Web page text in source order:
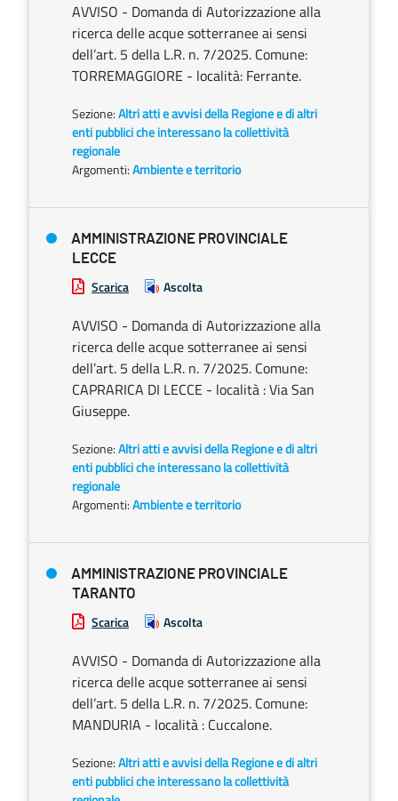
AVVISO - Domanda di Autorizzazione alla
ricerca delle acque sotterranee ai sensi
dell’art. 5 della L.R. n. 7/2025. Comune:
TORREMAGGIORE - località: Ferrante.
Sezione:Altri atti e avvisi della Regione e di altri
enti pubblici che interessano la collettività
regionale
Argomenti:Ambiente e territorio
AMMINISTRAZIONE PROVINCIALE
LECCE
Scarica Ascolta
AVVISO - Domanda di Autorizzazione alla
ricerca delle acque sotterranee ai sensi
dell’art. 5 della L.R. n. 7/2025. Comune:
CAPRARICA DI LECCE - località : Via San
Giuseppe.
Sezione:Altri atti e avvisi della Regione e di altri
enti pubblici che interessano la collettività
regionale
Argomenti:Ambiente e territorio
AMMINISTRAZIONE PROVINCIALE
TARANTO
Scarica Ascolta
AVVISO - Domanda di Autorizzazione alla
ricerca delle acque sotterranee ai sensi
dell’art. 5 della L.R. n. 7/2025. Comune:
MANDURIA - località : Cuccalone.
Sezione:Altri atti e avvisi della Regione e di altri
enti pubblici che interessano la collettività